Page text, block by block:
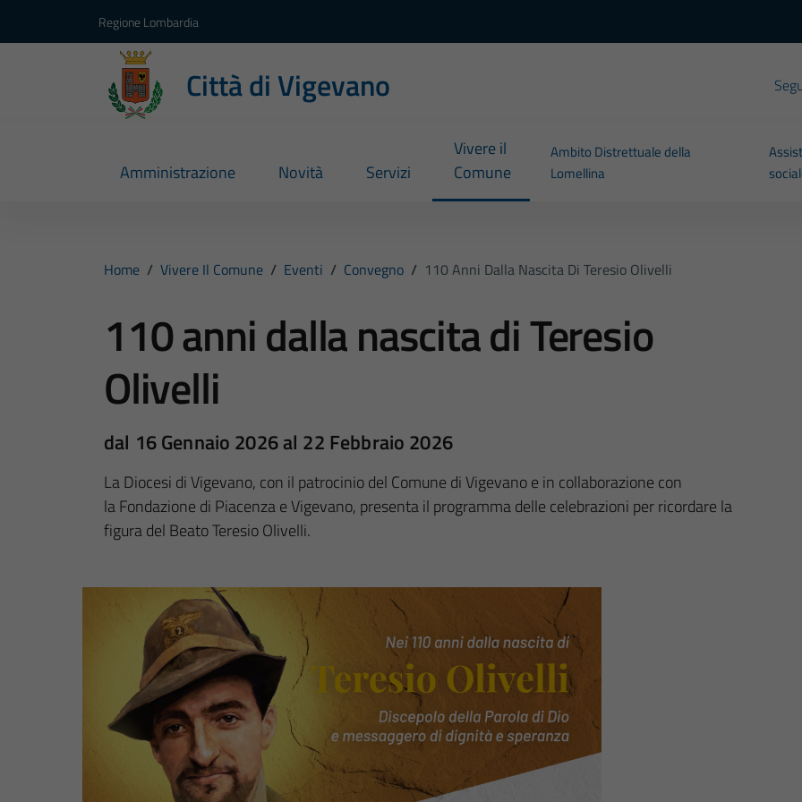
Regione Lombardia
Città di Vigevano
Amministrazione Novità Servizi
Vivere il
Comune
Ambito Distrettuale della
Lomellina
Home / Vivere Il Comune / Eventi / Convegno / 110 Anni Dalla Nascita Di Teresio Olivelli
110 anni dalla nascita di Teresio
Olivelli
dal 16 Gennaio 2026 al 22 Febbraio 2026
La Diocesi di Vigevano, con il patrocinio del Comune di Vigevano e in collaborazione con
la Fondazione di Piacenza e Vigevano, presenta il programma delle celebrazioni per ricordare la
figura del Beato Teresio Olivelli.